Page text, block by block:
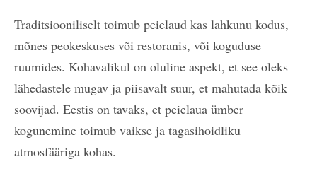
Traditsiooniliselt toimub peielaud kas lahkunu kodus,
mõnes peokeskuses või restoranis, või koguduse
ruumides. Kohavalikul on oluline aspekt, et see oleks
lähedastele mugav ja piisavalt suur, et mahutada kõik
soovijad. Eestis on tavaks, et peielaua ümber
kogunemine toimub vaikse ja tagasihoidliku
atmosfääriga kohas.